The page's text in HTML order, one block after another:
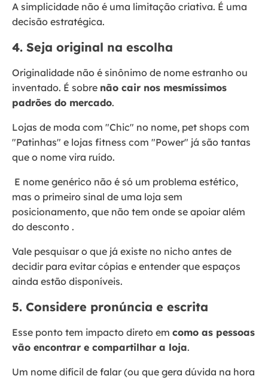
A simplicidade não é uma limitação criativa. É uma
decisão estratégica.
4. Seja original na escolha
Originalidade não é sinônimo de nome estranho ou
inventado. É sobre não cair nos mesmíssimos
padrões do mercado.
Lojas de moda com "Chic" no nome, pet shops com
"Patinhas" e lojas fitness com "Power" já são tantas
que o nome vira ruído.
E nome genérico não é só um problema estético,
mas o primeiro sinal de uma loja sem
posicionamento, que não tem onde se apoiar além
do desconto .
Vale pesquisar o que já existe no nicho antes de
decidir para evitar cópias e entender que espaços
ainda estão disponíveis.
5. Considere pronúncia e escrita
Esse ponto tem impacto direto em como as pessoas
vão encontrar e compartilhar a loja.
Um nome difícil de falar (ou que gera dúvida na hora